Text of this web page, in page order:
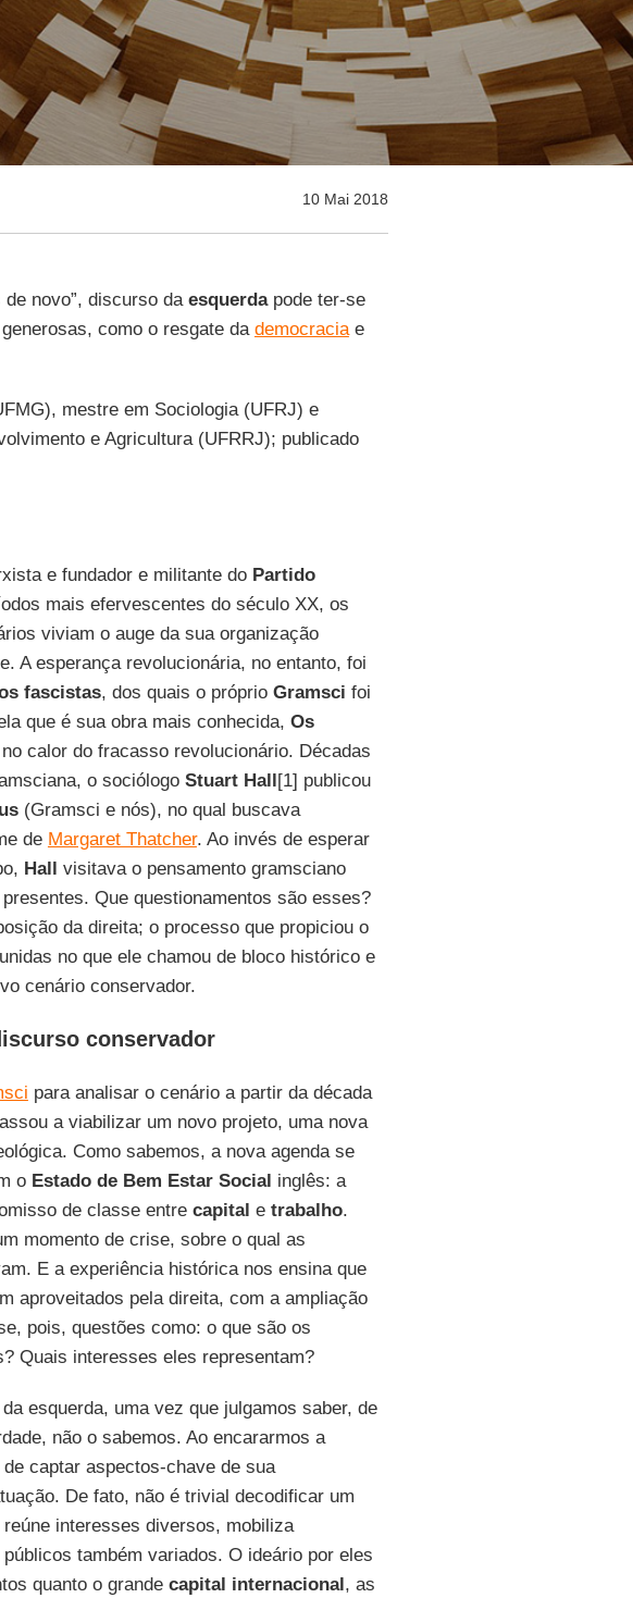
10 Mai 2018
novo”, discurso da esquerdapode ter-se
como o resgate da democraciae
mestre em Sociologia (UFRJ) e
e Agricultura (UFRRJ); publicado
e fundador e militante do Partido
mais efervescentes do século XX, os
viviam o auge da sua organização
A esperança revolucionária, no entanto, foi
fascistas, dos quais o próprio Gramsci foi
que é sua obra mais conhecida, Os
calor do fracasso revolucionário. Décadas
o sociólogo Stuart Hall[1] publicou
(Gramsci e nós), no qual buscava
de Margaret Thatcher. Ao invés de esperar
Hall visitava o pensamento gramsciano
Que questionamentos são esses?
da direita; o processo que propiciou o
no que ele chamou de bloco histórico e
cenário conservador.
conservador
para analisar o cenário a partir da década
a viabilizar um novo projeto, uma nova
Como sabemos, a nova agenda se
o Estado de Bem Estar Social inglês: a
de classe entre capital e trabalho.
momento de crise, sobre o qual as
E a experiência histórica nos ensina que
aproveitados pela direita, com a ampliação
pois, questões como: o que são os
Quais interesses eles representam?
esquerda, uma vez que julgamos saber, de
não o sabemos. Ao encararmos a
captar aspectos-chave de sua
De fato, não é trivial decodificar um
interesses diversos, mobiliza
também variados. O ideário por eles
quanto o grande capital internacional, as